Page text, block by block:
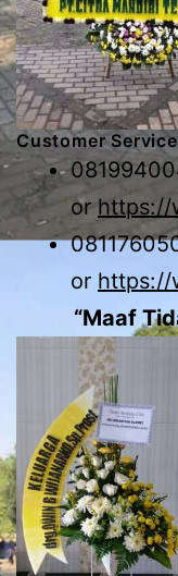
Customer
or https://
or https://
“Maaf